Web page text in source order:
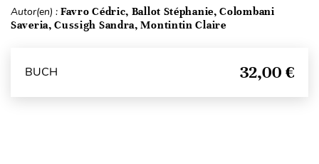
Autor(en) : Favro Cédric, Ballot Stéphanie, Colombani
Saveria, Cussigh Sandra, Montintin Claire
BUCH 32,00 €